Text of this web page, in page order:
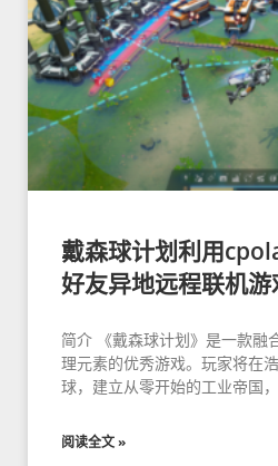
戴森球计划利用
好友异地远程联机游
简介 《戴森球计划》是一款融
理元素的优秀游戏。玩家将在
球，建立从零开始的工业帝国
阅读全文 »